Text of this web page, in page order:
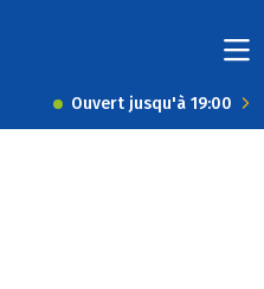
Ouvert jusqu'à 19:00